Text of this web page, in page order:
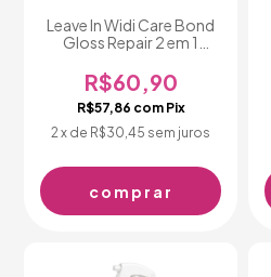
Leave In Widi Care Bond
Gloss Repair 2 em 1
R$60,90
R$57,86 com Pix
2x de R$30,45 sem juros